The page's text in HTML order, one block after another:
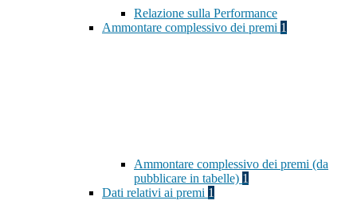
Relazione sulla Performance
Ammontare complessivo dei premi 1
Ammontare complessivo dei premi (da
pubblicare in tabelle) 1
Dati relativi ai premi 1